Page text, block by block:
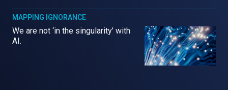
MAPPING IGNORANCE
We are not ‘in the singularity’ with
AI.